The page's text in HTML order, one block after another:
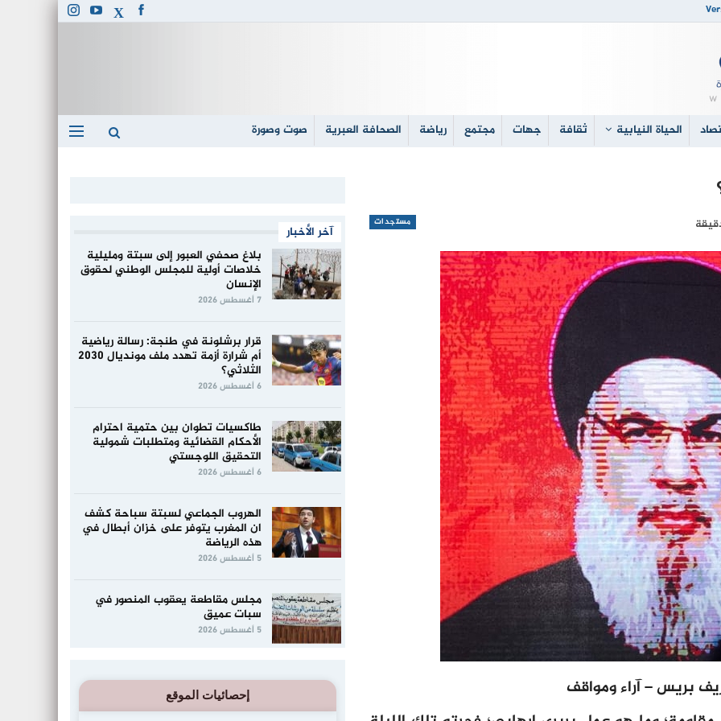
الحياة النيابية ثقافة جهات مجتمع رياضة الصحافة العبرية صوت وصورة
مستجدات
بريس – آراء ومواقف
آخر الأخبار
بلاغ صحفي العبور إلى سبتة ومليلية
خلاصات أولية للمجلس الوطني لحقوق
الإنسان
7 أغسطس 2026
قرار برشلونة في طنجة: رسالة رياضية
أم شرارة أزمة تهدد ملف مونديال 2030
الثلاثي؟
6 أغسطس 2026
طاكسيات تطوان بين حتمية احترام
الأحكام القضائية ومتطلبات شمولية
التحقيق اللوجستي
6 أغسطس 2026
الهروب الجماعي لسبتة سباحة كشف
ان المغرب يتوفر على خزان أبطال في
هذه الرياضة
5 أغسطس 2026
مجلس مقاطعة يعقوب المنصور في
سبات عميق
5 أغسطس 2026
إحصائيات الموقع